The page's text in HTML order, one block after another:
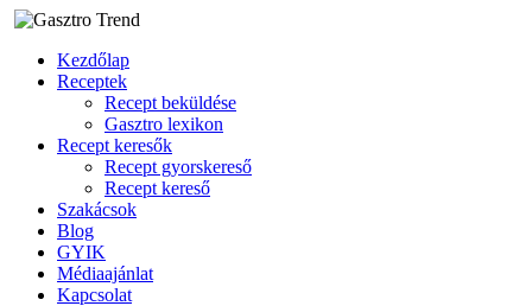
Kezdőlap
Receptek
Recept beküldése
Gasztro lexikon
Recept keresők
Recept gyorskereső
Recept kereső
Szakácsok
Blog
GYIK
Médiaajánlat
Kapcsolat